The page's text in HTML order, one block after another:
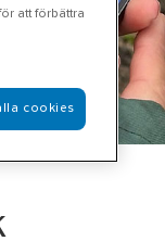
att förbättra
cookies